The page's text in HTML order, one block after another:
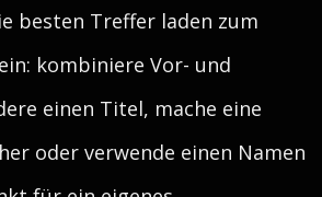
besten Treffer laden zum
kombiniere Vor- und
einen Titel, mache eine
oder verwende einen Namen